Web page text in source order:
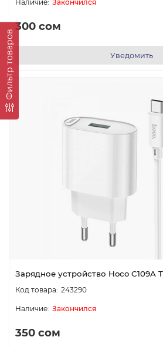
Фильтр товаров
Закончился
300 сом
Уведомить
Зарядное устройство Hoco C109A
243290
Закончился
350 сом